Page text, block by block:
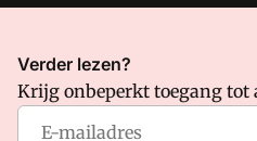
CMweb is onderdeel van VMN
waar VMN media voor staat. Op
volgende regelingen van
Privacy en Cookie beleid
Verder lezen?
Krijg onbeperkt toegang tot